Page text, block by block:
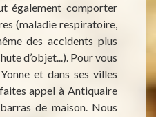
également comporter
(maladie respiratoire,
des accidents plus
d’objet...). Pour vous
et dans ses villes
appel à Antiquaire
de maison. Nous
ce
tout